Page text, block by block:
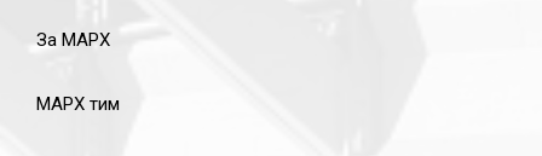
За МАРХ
МАРХ тим